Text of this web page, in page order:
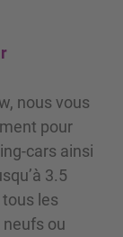
nous vous
pour
cars ainsi
3.5
les
neufs ou